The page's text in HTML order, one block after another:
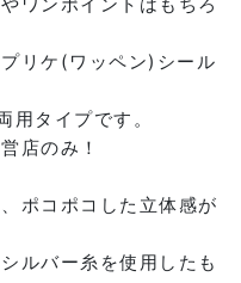
リケ(ワッペン)シール
用タイプです。
店のみ！
ポコポコした立体感が
ルバー糸を使用したも